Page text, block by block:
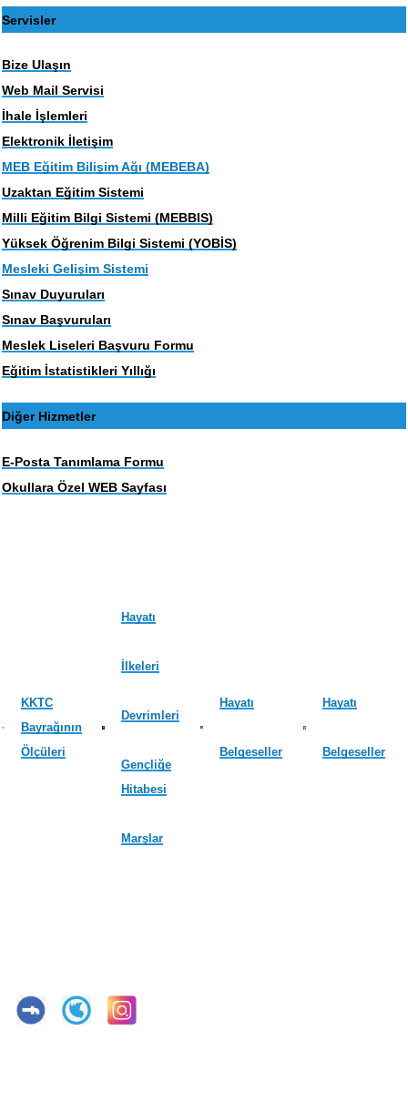
Servisler
Bize Ulaşın
Web Mail Servisi
İhale İşlemleri
Elektronik İletişim
MEB Eğitim Bilişim Ağı (MEBEBA)
Uzaktan Eğitim Sistemi
Milli Eğitim Bilgi Sistemi (MEBBIS)
Yüksek Öğrenim Bilgi Sistemi (YOBİS)
Mesleki Gelişim Sistemi
Sınav Duyuruları
Sınav Başvuruları
Meslek Liseleri Başvuru Formu
Eğitim İstatistikleri Yıllığı
Diğer Hizmetler
E-Posta Tanımlama Formu
Okullara Özel WEB Sayfası
KKTC
Bayrağının
Ölçüleri
Hayatı
İlkeleri
Devrimleri
Gençliğe
Hitabesi
Marşlar
Hayatı
Belgeseller
Hayatı
Belgeseller